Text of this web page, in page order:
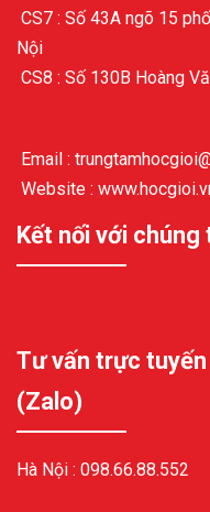
CS7 : Số 43A ngõ 15
Nội
CS8 : Số 130B Hoàng
Email :
Website :
Kết nối với chúng
Tư vấn trực
(Zalo)
Hà Nội : 098.66.88.552